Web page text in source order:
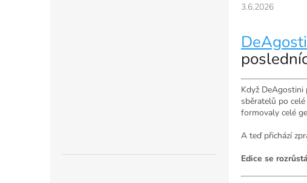
3.6.2026
Když
sběratelů po
formovaly celé
A teď přichází
Edice se